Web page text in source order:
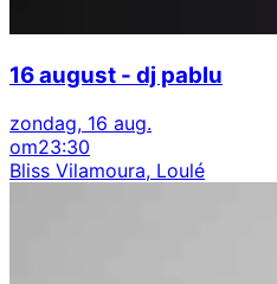
16 august - dj pablu
zondag, 16 aug.
om23:30
Bliss Vilamoura, Loulé